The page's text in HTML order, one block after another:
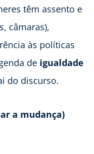
têm assento e
câmaras),
às políticas
de igualdade
do discurso.
a mudança)